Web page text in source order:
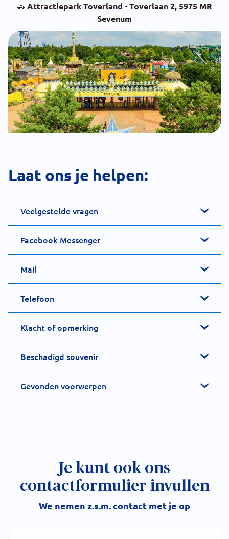
🚗 Attractiepark Toverland - Toverlaan 2, 5975 MR
Sevenum
Laat ons je helpen:
Veelgestelde vragen
Facebook Messenger
Mail
Telefoon
Klacht of opmerking
Beschadigd souvenir
Gevonden voorwerpen
Je kunt ook ons
contactformulier invullen
We nemen z.s.m. contact met je op